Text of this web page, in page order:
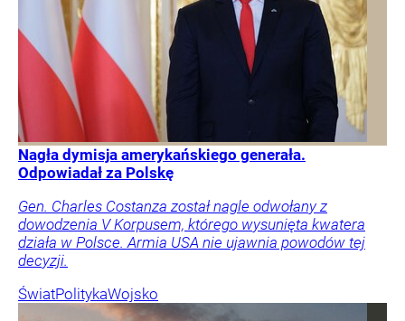
Nagła dymisja amerykańskiego generała.
Odpowiadał za Polskę
Gen. Charles Costanza został nagle odwołany z
dowodzenia V Korpusem, którego wysunięta kwatera
działa w Polsce. Armia USA nie ujawnia powodów tej
decyzji.
ŚwiatPolitykaWojsko